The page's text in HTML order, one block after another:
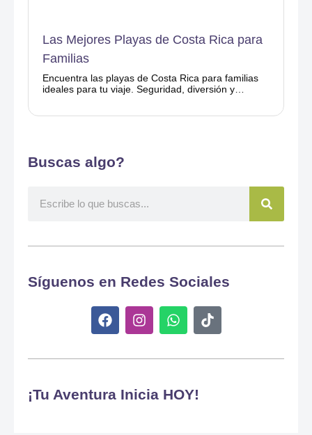
Las Mejores Playas de Costa Rica para
Familias
Encuentra las playas de Costa Rica para familias
ideales para tu viaje. Seguridad, diversión y
Buscas algo?
Síguenos en Redes Sociales
F
a
o
I
n
r
W
h
p
T
i
¡Tu Aventura Inicia HOY!